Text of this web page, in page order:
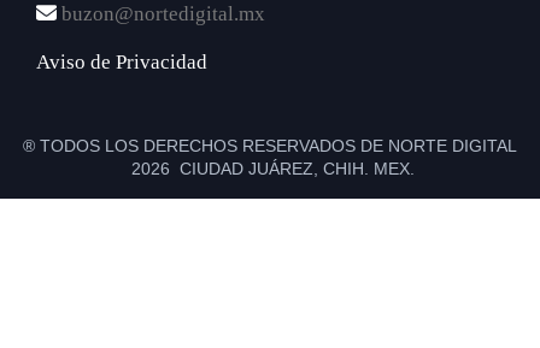
buzon@nortedigital.mx
Aviso de Privacidad
® TODOS LOS DERECHOS RESERVADOS DE NORTE DIGITAL
2026 CIUDAD JUÁREZ, CHIH. MEX.